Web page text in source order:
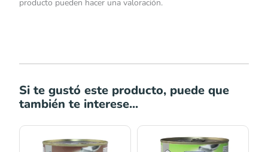
producto pueden hacer una valoración.
Si te gustó este producto, puede que
también te interese...
de